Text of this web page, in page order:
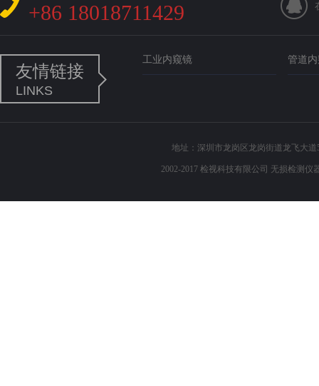
+86 18018711429
友情链接
LINKS
工业内窥镜 管道
地址：深圳市龙岗区龙岗街道龙飞大
2002-2017 检视科技有限公司 无损检